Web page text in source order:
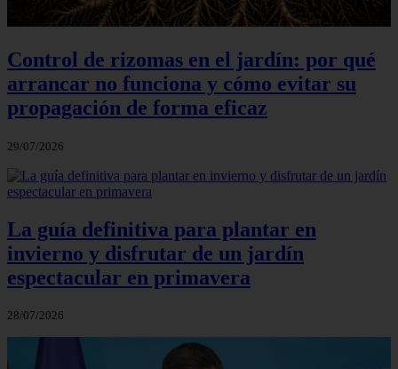
Control de rizomas en el jardín: por qué
arrancar no funciona y cómo evitar su
propagación de forma eficaz
29/07/2026
La guía definitiva para plantar en
invierno y disfrutar de un jardín
espectacular en primavera
28/07/2026